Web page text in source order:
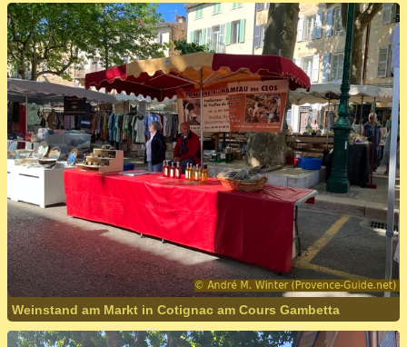
Weinstand am Markt in Cotignac am Cours Gambetta